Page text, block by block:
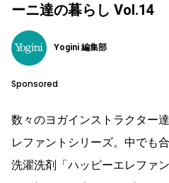
ーニ達の暮らし Vol.14
Yogini 編集部
Sponsored
数々のヨガインストラクター
レファントシリーズ。中でも
洗濯洗剤「ハッピーエレファ